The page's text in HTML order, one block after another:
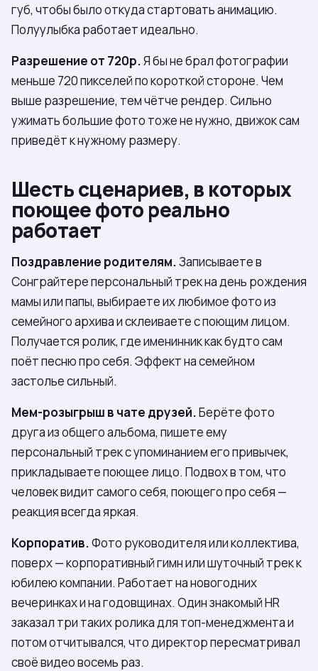
губ, чтобы было откуда стартовать анимацию.
Полуулыбка работает идеально.
Разрешение от 720p.Я бы не брал фотографии
меньше 720 пикселей по короткой стороне. Чем
выше разрешение, тем чётче рендер. Сильно
ужимать большие фото тоже не нужно, движок сам
приведёт к нужному размеру.
Шесть сценариев, в которых
поющее фото реально
работает
Поздравление родителям.Записываете в
Сонграйтере персональный трек на день рождения
мамы или папы, выбираете их любимое фото из
семейного архива и склеиваете с поющим лицом.
Получается ролик, где именинник как будто сам
поёт песню про себя. Эффект на семейном
застолье сильный.
Мем-розыгрыш в чате друзей.Берёте фото
друга из общего альбома, пишете ему
персональный трек с упоминанием его привычек,
прикладываете поющее лицо. Подвох в том, что
человек видит самого себя, поющего про себя —
реакция всегда яркая.
Корпоратив.Фото руководителя или коллектива,
поверх — корпоративный гимн или шуточный трек к
юбилею компании. Работает на новогодних
вечеринках и на годовщинах. Один знакомый HR
заказал три таких ролика для топ-менеджмента и
потом отчитывался, что директор пересматривал
своё видео восемь раз.